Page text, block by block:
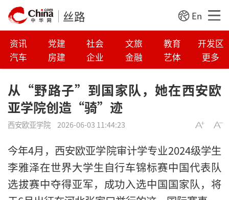
丝路 En
资讯 党建 社会 文旅 教育
开发区
汽车
房建 企业 金融 艺体 更多
从“野路子”到国家队，她在西安欧
亚学院创造“骑”迹
西安欧亚学院 2026-06-03 11:44:23
今年4月，西安欧亚学院审计学专业2024级学生
李雅泽在世界大学生自行车锦标赛中国代表队
选拔赛中夺得亚军，成功入选中国国家队，将